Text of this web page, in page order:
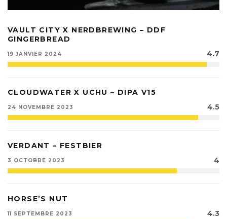
VAULT CITY X NERDBREWING – DDF
GINGERBREAD
19 JANVIER 2024 4.7
CLOUDWATER X UCHU – DIPA V15
24 NOVEMBRE 2023 4.5
VERDANT – FESTBIER
3 OCTOBRE 2023 4
HORSE’S NUT
11 SEPTEMBRE 2023 4.3